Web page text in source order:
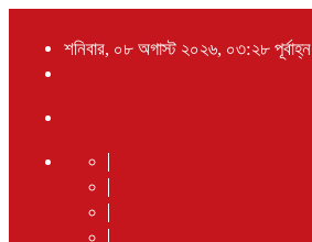
শনিবার, ০৮ অগাস্ট ২০২৬, ০৩:২৮ পূর্বাহ্ন